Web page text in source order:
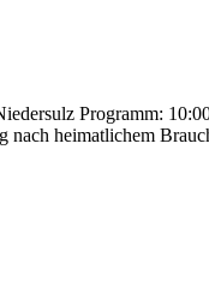
Programm:
nach heimatlichem